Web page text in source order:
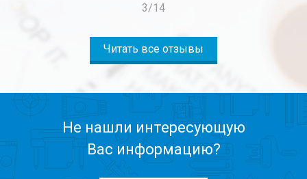
3/14
Читать все отзывы
Не нашли интересующую
Вас информацию?